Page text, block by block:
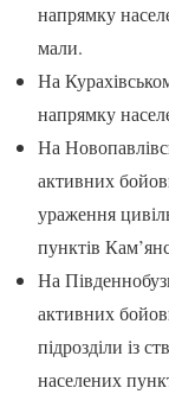
напрямку
мали.
На
напрямку
На
активних
ураження
пунктів
На
активних
підрозділи із
населених